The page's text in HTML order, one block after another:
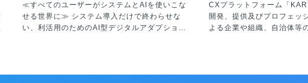
≪すべてのユーザーがシステムとAIを使いこな
せる世界に≫ システム導入だけで終わらせな
い、利活用のためのAI型デジタルアダプション
チ」は、ユーザーが十分に使いこなせていない
CXプラットフォーム「
開発、提供及びプロフェッ
よる企業や組織、自治体等のDX
ズまでを一気通貫で実装で